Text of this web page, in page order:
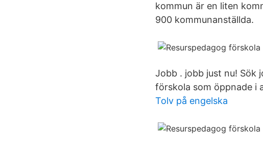
kommun är en liten
900 kommunanställda.
Jobb . jobb just nu! Sök
förskola som öppnade i
Tolv på engelska